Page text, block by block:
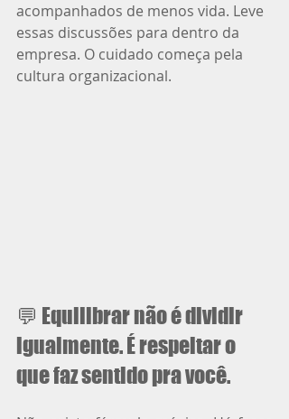
acompanhados de menos vida. Leve
essas discussões para dentro da
empresa. O cuidado começa pela
cultura organizacional.
💬 Equilibrar não é dividir
igualmente. É respeitar o
que faz sentido pra você.